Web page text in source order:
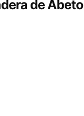
de Abeto